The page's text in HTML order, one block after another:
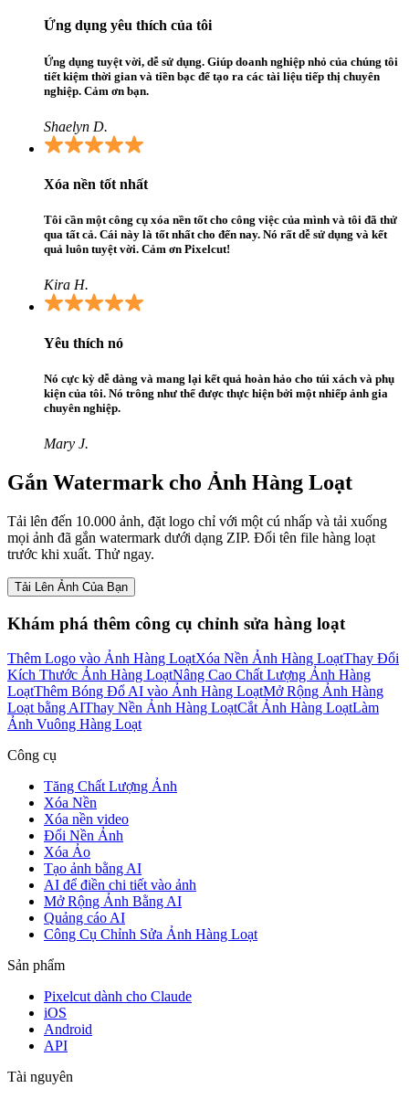
Ứng dụng yêu thích của tôi
Ứng dụng tuyệt vời, dễ sử dụng. Giúp doanh nghiệp nhỏ của chúng tôi
tiết kiệm thời gian và tiền bạc để tạo ra các tài liệu tiếp thị chuyên
nghiệp. Cảm ơn bạn.
Shaelyn D.
Xóa nền tốt nhất
Tôi cần một công cụ xóa nền tốt cho công việc của mình và tôi đã thử
qua tất cả. Cái này là tốt nhất cho đến nay. Nó rất dễ sử dụng và kết
quả luôn tuyệt vời. Cảm ơn Pixelcut!
Kira H.
Yêu thích nó
Nó cực kỳ dễ dàng và mang lại kết quả hoàn hảo cho túi xách và phụ
kiện của tôi. Nó trông như thể được thực hiện bởi một nhiếp ảnh gia
chuyên nghiệp.
Mary J.
Gắn Watermark cho Ảnh Hàng Loạt
Tải lên đến 10.000 ảnh, đặt logo chỉ với một cú nhấp và tải xuống
mọi ảnh đã gắn watermark dưới dạng ZIP. Đổi tên file hàng loạt
trước khi xuất. Thử ngay.
Tải Lên Ảnh Của Bạn
Khám phá thêm công cụ chỉnh sửa hàng loạt
Thêm Logo vào Ảnh Hàng LoạtXóa Nền Ảnh Hàng LoạtThay Đổi
Kích Thước Ảnh Hàng LoạtNâng Cao Chất Lượng Ảnh Hàng
LoạtThêm Bóng Đổ AI vào Ảnh Hàng LoạtMở Rộng Ảnh Hàng
Loạt bằng AIThay Nền Ảnh Hàng LoạtCắt Ảnh Hàng LoạtLàm
Ảnh Vuông Hàng Loạt
Công cụ
Tăng Chất Lượng Ảnh
Xóa Nền
Xóa nền video
Đổi Nền Ảnh
Xóa Ảo
Tạo ảnh bằng AI
AI để điền chi tiết vào ảnh
Mở Rộng Ảnh Bằng AI
Quảng cáo AI
Công Cụ Chỉnh Sửa Ảnh Hàng Loạt
Sản phẩm
Pixelcut dành cho Claude
iOS
Android
API
Tài nguyên